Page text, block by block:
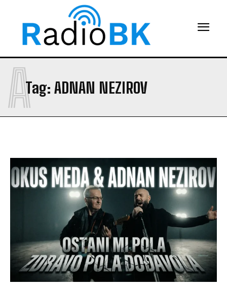
Tag: ADNAN NEZIROV
A